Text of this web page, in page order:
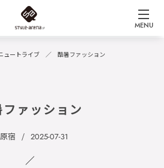
MENU
ュートライブ 酷暑ファッション
ファッション
宿 2025-07-31